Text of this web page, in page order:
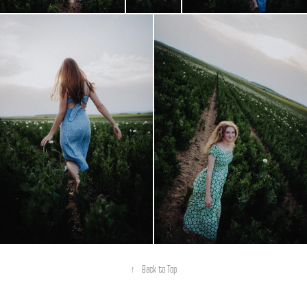
↑ Back to Top